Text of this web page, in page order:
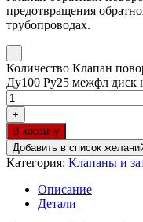
предотвращения
трубопроводах.
-
Количество Клапан
Ду100 Ру25 межфл диск
+
В корзину
Добавить в список
Категория: Клапаны и
Описание
Детали